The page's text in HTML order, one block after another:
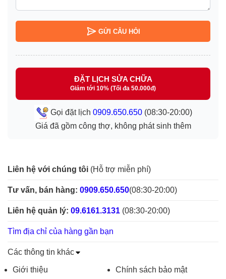
GỬI CÂU HỎI
ĐẶT LỊCH SỬA CHỮA
Giảm tới 10% (Tối đa 50.000đ)
Gọi đặt lịch 0909.650.650(08:30-20:00)
Giá đã gồm công thợ, không phát sinh thêm
Liên hệ với chúng tôi (Hỗ trợ miễn phí)
Tư vấn, bán hàng: 0909.650.650(08:30-20:00)
Liên hệ quản lý: 09.6161.3131 (08:30-20:00)
Tìm địa chỉ của hàng gần bạn
Các thông tin khác
Giới thiệu
Chính sách bảo mật